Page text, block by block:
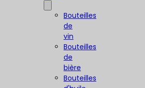
Bouteilles
de
vin
Bouteilles
de
bière
Bouteilles